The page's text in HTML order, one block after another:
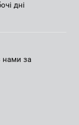
дні
нами за